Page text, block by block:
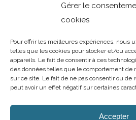
Gérer le
cookies
Pour offrir les meilleures expériences, nous
telles que les cookies pour stocker et/ou
appareils. Le fait de consentir à ces
des données telles que le comportement de
sur ce site. Le fait de ne pas consentir ou de
peut avoir un effet négatif sur certaines
Accepter
60 86 (showroom n°2) /aubry-